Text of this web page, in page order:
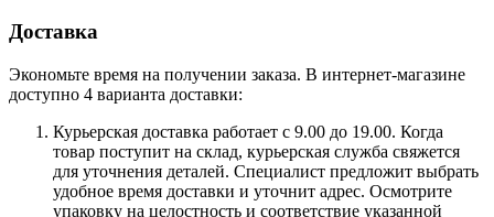
Доставка
Экономьте время на получении заказа. В интернет-магазине
доступно 4 варианта доставки:
Курьерская доставка работает с 9.00 до 19.00. Когда
товар поступит на склад, курьерская служба свяжется
для уточнения деталей. Специалист предложит выбрать
удобное время доставки и уточнит адрес. Осмотрите
упаковку на целостность и соответствие указанной